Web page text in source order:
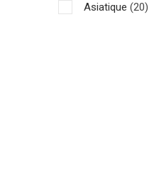
Asiatique (20)